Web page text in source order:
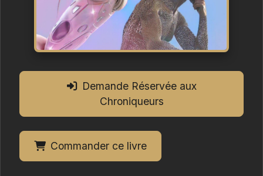
Demande Réservée aux
Chroniqueurs
Commander ce livre